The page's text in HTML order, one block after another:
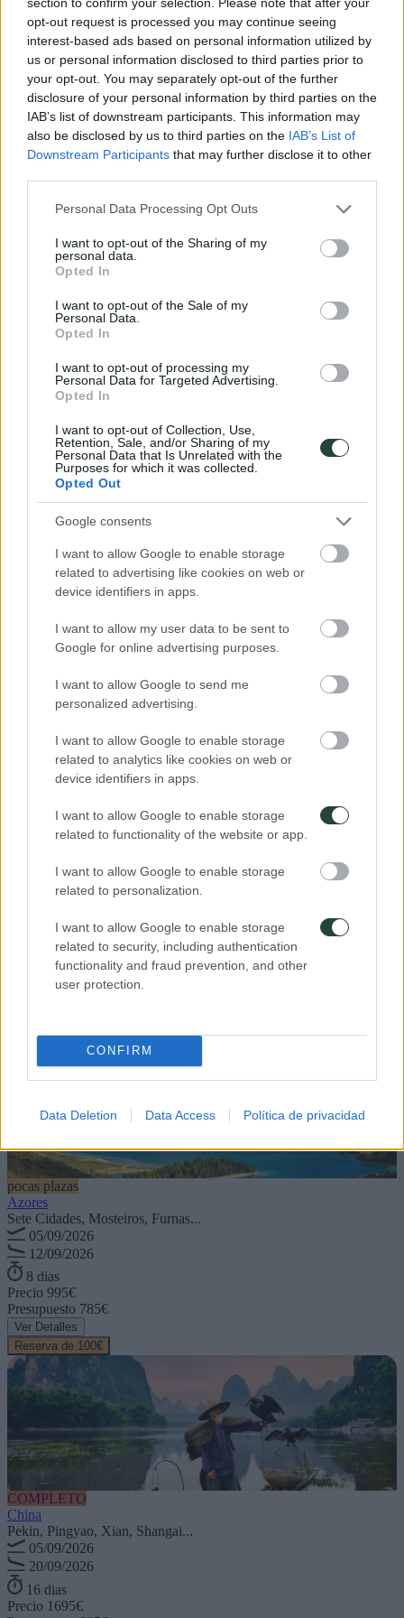
opt-out request is processed you may continue seeing
interest-based ads based on personal information utilized by
us or personal information disclosed to third parties prior to
your opt-out. You may separately opt-out of the further
disclosure of your personal information by third parties on the
IAB’s list of downstream participants. This information may
also be disclosed by us to third parties on the IAB’s List of
Downstream Participants that may further disclose it to other
Please note that this website/app uses one or more Google
not limited to your visit or usage behaviour. You may click to
grant or deny consent to Google and its third-party tags to
use your data for below specified purposes in below Google
consent section.
Personal Data Processing Opt Outs
I want to opt-out of the Sharing of my
personal data.
Opted In
I want to opt-out of the Sale of my
Personal Data.
Opted In
I want to opt-out of processing my
Personal Data for Targeted Advertising.
Opted In
I want to opt-out of Collection, Use,
Retention, Sale, and/or Sharing of my
Personal Data that Is Unrelated with the
Purposes for which it was collected.
Opted Out
Google consents
I want to allow Google to enable storage
related to advertising like cookies on web or
device identifiers in apps.
I want to allow my user data to be sent to
Google for online advertising purposes.
I want to allow Google to send me
personalized advertising.
I want to allow Google to enable storage
related to analytics like cookies on web or
device identifiers in apps.
I want to allow Google to enable storage
related to functionality of the website or app.
I want to allow Google to enable storage
related to personalization.
I want to allow Google to enable storage
related to security, including authentication
functionality and fraud prevention, and other
user protection.
CONFIRM
Data Deletion Data Access Política de privacidad
¿Qué no
incluye?
Todo lo no especificado en el precio: compras, bebidas alcohólicas,
actividades extras (como globo aerostático, actividades de buceo,
viajero es diferente y, por lo tanto, los hábitos de gasto habituales en
pedir bebidas, compras y propinas pueden influenciar en el gasto.
Asegúrate de haber leído completamente los detalles de tu viaje para
El coordinador
coordinadoras/es, experimentadas/os viajeras/os que nos orientarán,
asesorarán y sobre todo compartirán el viaje contigo. Saben cómo
desenvolverse en situaciones inéditas y tratarán de hacerte la vida
más fácil. Conocerán de antemano la ruta que se pretende hacer
aunque las decisiones de dónde dormir, qué comer y cambios en el
camino se tomarán por consenso en el grupo. Son ese hombre o
a quién dirigirse cuando sea necesario un claro liderazgo. Podéis
saber más sobre el equipo en Coordinación del Viaje.
Viajes programados aKenia y Tanzania
Más viajes programados
en fechas
similares
pocas plazas
Uzbekistán
04/09/2026
15/09/2026
12 dias
1495€
695€
Reserva de 100€
pocas plazas
Azores
Sete Cidades, Mosteiros, Furnas...
05/09/2026
12/09/2026
8 dias
Precio 995€
Presupuesto 785€
Ver Detalles
Reserva de 100€
COMPLETO
China
Pekin, Pingyao, Xian, Shangai...
05/09/2026
20/09/2026
16 dias
Precio 1695€